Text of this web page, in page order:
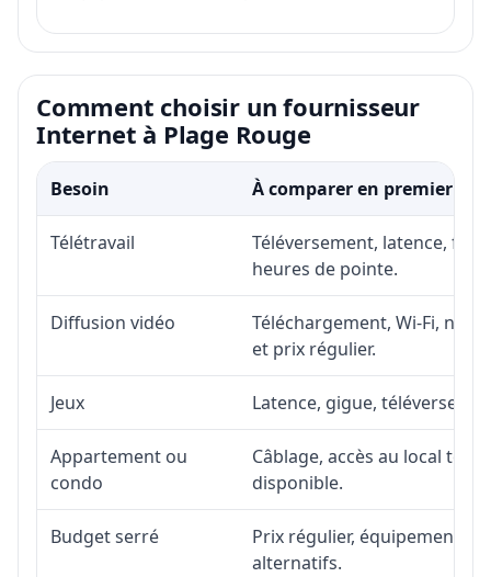
Comment choisir un fournisseur
Internet à Plage Rouge
Besoin À comparer en premier
Télétravail
Téléversement, latence,
heures de pointe.
Diffusion vidéo
Téléchargement, Wi-Fi,
et prix régulier.
Jeux Latence, gigue,
Appartement ou
condo
Câblage, accès au local
disponible.
Budget serré
Prix régulier, équipement,
alternatifs.